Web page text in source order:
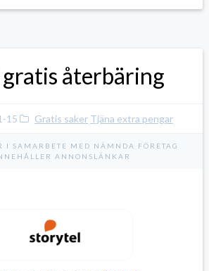
återbäring
15 Gratis saker Tjäna extra pengar
I SAMARBETE MED NÄMNDA FÖRETAG
ANNONSLÄNKAR